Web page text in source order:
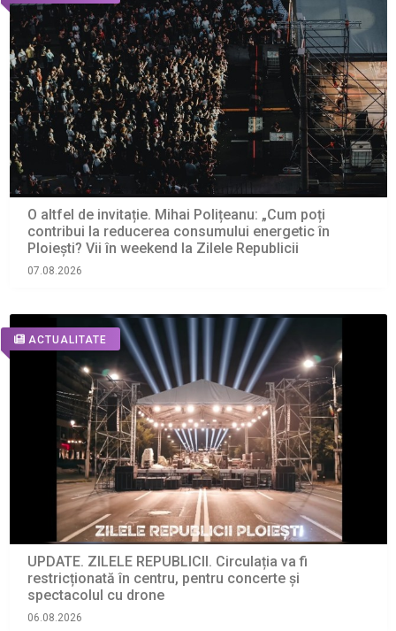
O altfel de invitație. Mihai Polițeanu: „Cum poți
contribui la reducerea consumului energetic în
Ploiești? Vii în weekend la Zilele Republicii
07.08.2026
ACTUALITATE
UPDATE. ZILELE REPUBLICII. Circulația va fi
restricționată în centru, pentru concerte și
spectacolul cu drone
06.08.2026